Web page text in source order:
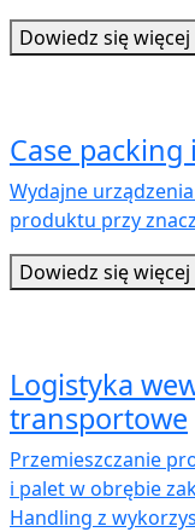
Dowiedz się więcej
Case
Wydajne
produktu przy
Dowiedz się więcej
Logistyka
transportowe
Przemieszczanie
i palet w obrębie
Handling z